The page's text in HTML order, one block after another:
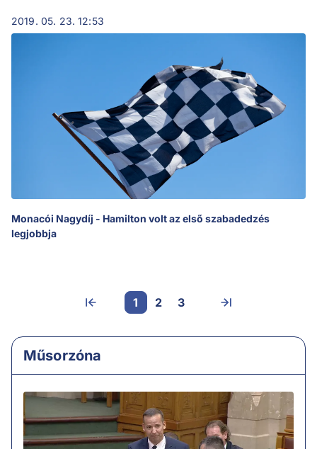
2019. 05. 23. 12:53
Monacói Nagydíj - Hamilton volt az első szabadedzés
legjobbja
1 2 3
Műsorzóna